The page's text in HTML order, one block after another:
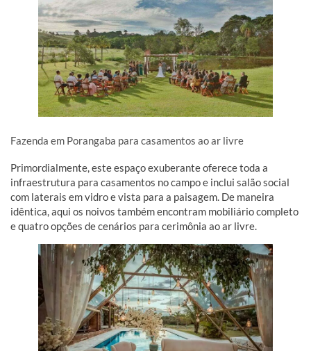
Fazenda em Porangaba para casamentos ao ar livre
Primordialmente, este espaço exuberante oferece toda a
infraestrutura para casamentos no campo e inclui salão social
com laterais em vidro e vista para a paisagem. De maneira
idêntica, aqui os noivos também encontram mobiliário completo
e quatro opções de cenários para cerimônia ao ar livre.